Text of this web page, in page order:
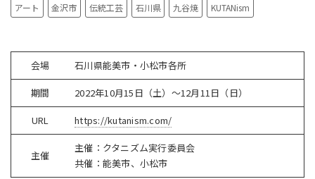
アート 金沢市 伝統工芸 石川県 九谷焼 KUTANism
会場 石川県能美市・小松市各所
期間 2022年10月15日（土）～12月11日（日）
URL https://kutanism.com/
主催
主催：クタニズム実行委員会
共催：能美市、小松市